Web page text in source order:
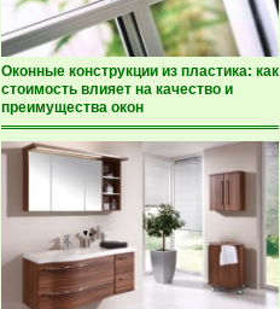
Оконные конструкции из пластика: как
стоимость влияет на качество и
преимущества окон